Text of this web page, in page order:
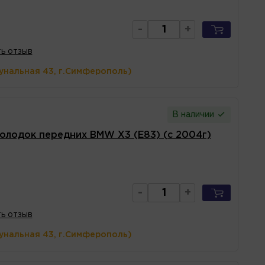
- +
отзыв
43, г.Симферополь)
В наличии
передних BMW X3 (E83) (с 2004г)
- +
отзыв
43, г.Симферополь)